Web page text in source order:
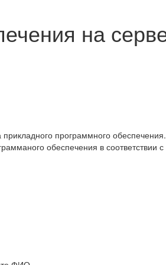
на
программного обеспечения.
обеспечения в соответствии с